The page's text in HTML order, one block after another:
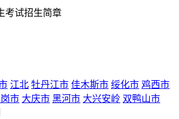
考试招生简章
江北 牡丹江市 佳木斯市 绥化市 鸡西市
市 大庆市 黑河市 大兴安岭 双鸭山市